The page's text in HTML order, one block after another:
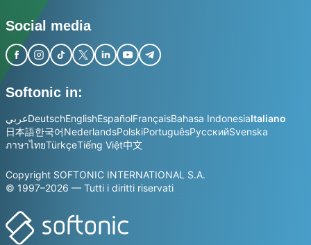
Social media
Softonic in:
عربيDeutschEnglishEspañolFrançaisBahasa IndonesiaItaliano
日本語한국어NederlandsPolskiPortuguêsРусскийSvenska
ภาษาไทยTürkçeTiếng Việt中文
Copyright SOFTONIC INTERNATIONAL S.A.
© 1997–2026 — Tutti i diritti riservati